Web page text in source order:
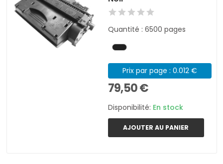
Quantité : 6500 pages
Prix par page : 0.012 €
79,50 €
Disponibilité: En stock
AJOUTER AU PANIER